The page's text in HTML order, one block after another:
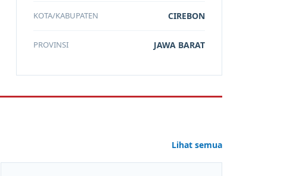
KOTA/KABUPATEN CIREBON
PROVINSI JAWA BARAT
Lihat semua